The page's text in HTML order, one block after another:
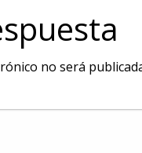
no será